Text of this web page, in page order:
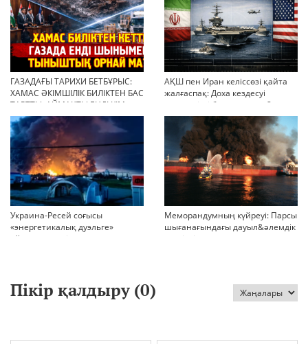
ГАЗАДАҒЫ ТАРИХИ БЕТБҰРЫС:
ХАМАС ӘКІМШІЛІК БИЛІКТЕН БАС
ТАРТТЫ. АЙМАҚТЫ ЕНДІ КІМ
БАСҚАРАДЫ?
АҚШ пен Иран келіссөзі қайта
жалғаспақ: Доха кездесуі
шиеленісті бәсеңдете ме?
Украина-Ресей соғысы
«энергетикалық дуэльге»
айналып кетті
Меморандумның күйреуі: Парсы
шығанағындағы дауыл&әлемдік
тәртіптің сын сағаты соғып тұр
Пікір қалдыру (0)